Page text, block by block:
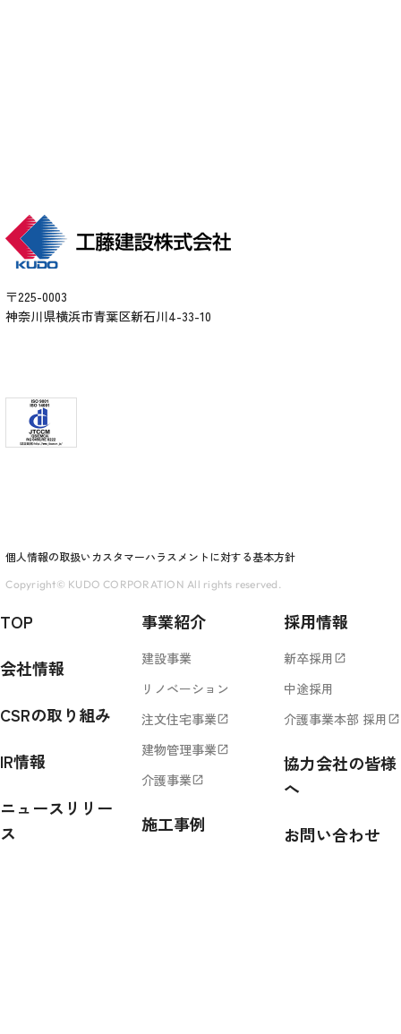
〒225-0003
神奈川県横浜市青葉区新石川4-33-10
個人情報の取扱い カスタマーハラスメントに対する基本方針
Copyright© KUDO CORPORATION All rights reserved.
TOP
会社情報
CSRの取り組み
IR情報
ニュースリリー
ス
事業紹介
建設事業
リノベーション
注文住宅事業open_in_new
建物管理事業open_in_new
介護事業open_in_new
施工事例
採用情報
新卒採用 open_in_new
中途採用
介護事業本部 採用 open_in_new
協力会社の皆様
へ
お問い合わせ